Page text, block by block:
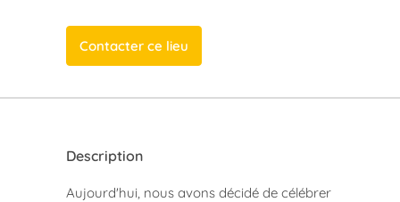
Contacter ce lieu
Description
Aujourd'hui, nous avons décidé de célébrer